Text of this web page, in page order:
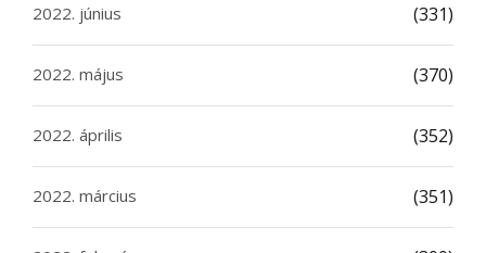
2022. június (331)
2022. május (370)
2022. április (352)
2022. március (351)